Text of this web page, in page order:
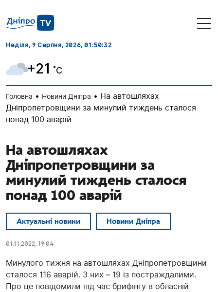
Неділя, 9 Серпня, 2026, 01:50:33
+21 ˚C
Головна • Новини Дніпра • На автошляхах
Дніпропетровщини за минулий тиждень сталося
понад 100 аварій
На автошляхах
Дніпропетровщини за
минулий тиждень сталося
понад 100 аварій
Актуальні новини Новини Дніпра
01.11.2022, 19:04
Минулого тижня на автошляхах Дніпропетровщини
сталося 116 аварій. З них – 19 із постраждалими.
Про це повідомили під час брифінгу в обласній